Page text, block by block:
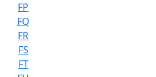
FP
FQ
FR
FS
FT